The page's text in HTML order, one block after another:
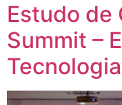
Estudo de
Summit –